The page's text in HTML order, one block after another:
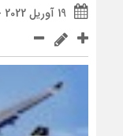
19 آوریل 2022 - 17:54